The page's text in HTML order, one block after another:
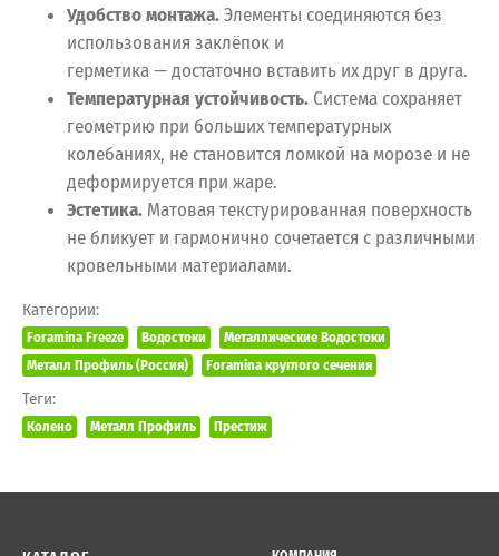
Удобство монтажа.Элементы соединяются без
использования заклёпок и
герметика — достаточно вставить их друг в друга.
Температурная устойчивость. Система сохраняет
геометрию при больших температурных
колебаниях, не становится ломкой на морозе и не
деформируется при жаре.
Эстетика. Матовая текстурированная поверхность
не бликует и гармонично сочетается с различными
кровельными материалами.
Категории:
Foramina Freeze Водостоки
Металлические Водостоки
Металл Профиль (Россия)
Foramina круглого сечения
Теги:
Колено Металл Профиль Престиж